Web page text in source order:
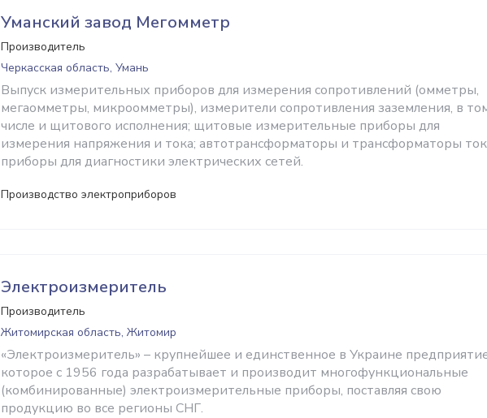
Уманский завод Мегомметр
Производитель
Черкасская область, Умань
Выпуск измерительных приборов для измерения сопротивлений (омметры,
мегаомметры, микроомметры), измерители сопротивления заземления, в
числе и щитового исполнения; щитовые измерительные приборы для
измерения напряжения и тока; автотрансформаторы и трансформаторы
приборы для диагностики электрических сетей.
Производство электроприборов
Электроизмеритель
Производитель
Житомирская область, Житомир
«Электроизмеритель» – крупнейшее и единственное в Украине
которое c 1956 года разрабатывает и производит многофункциональные
(комбинированные) электроизмерительные приборы, поставляя свою
продукцию во все регионы СНГ.